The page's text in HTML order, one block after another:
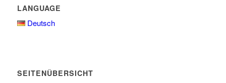
LANGUAGE
Deutsch
SEITENÜBERSICHT